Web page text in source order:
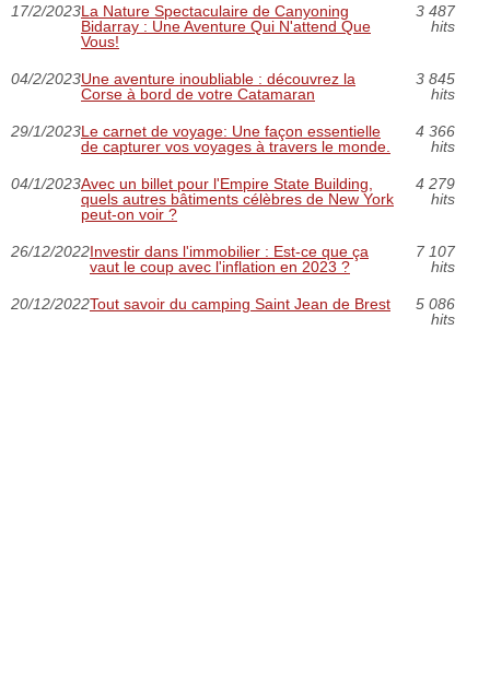
17/2/2023La Nature Spectaculaire de Canyoning
Bidarray : Une Aventure Qui N'attend Que
Vous!
3 487
hits
04/2/2023Une aventure inoubliable : découvrez la
Corse à bord de votre Catamaran
3 845
hits
29/1/2023Le carnet de voyage: Une façon essentielle
de capturer vos voyages à travers le monde.
4 366
hits
04/1/2023Avec un billet pour l'Empire State Building,
quels autres bâtiments célèbres de New York
peut-on voir ?
4 279
hits
26/12/2022Investir dans l'immobilier : Est-ce que ça
vaut le coup avec l'inflation en 2023 ?
7 107
hits
20/12/2022Tout savoir du camping Saint Jean de Brest
5 086
hits